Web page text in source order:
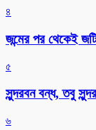
৪
জন্মের পর থেকেই
৫
সুন্দরবন বন্ধ, তবু
৬